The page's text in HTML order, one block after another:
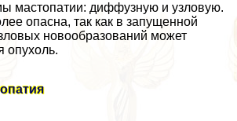
мастопатии: диффузную и узловую.
опасна, так как в запущенной
новообразований может
опухоль.